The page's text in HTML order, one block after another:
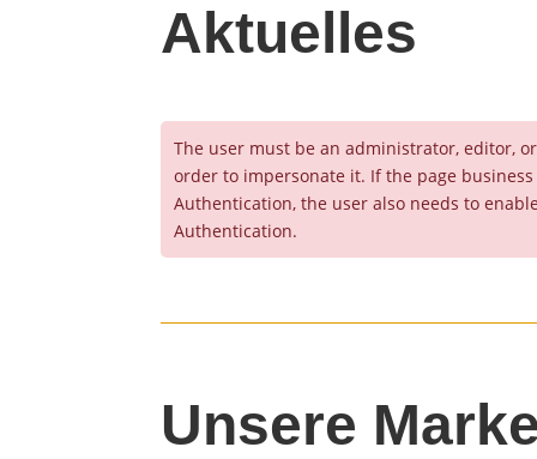
Aktuelles
The user must be an administrator, editor,
order to impersonate it. If the page
Authentication, the user also needs to
Authentication.
Unsere